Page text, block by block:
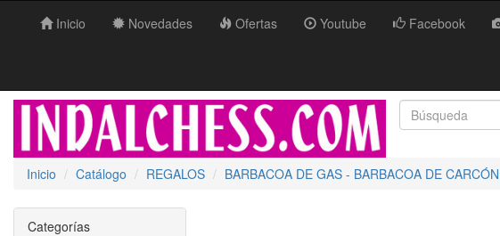
Inicio Novedades Ofertas Youtube Facebook
Inicio Catálogo REGALOS BARBACOA DE GAS - BARBACOA DE
Categorías